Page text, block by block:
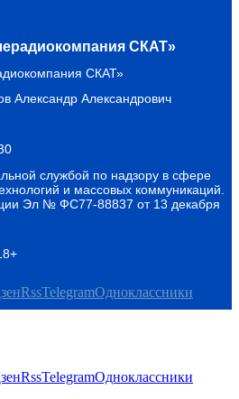
СКАТ»
СКАТ»
Александр Александрович
службой по надзору в сфере
и массовых коммуникаций.
Эл № ФС77-88837 от 13 декабря
RssTelegramОдноклассники
RssTelegramОдноклассники